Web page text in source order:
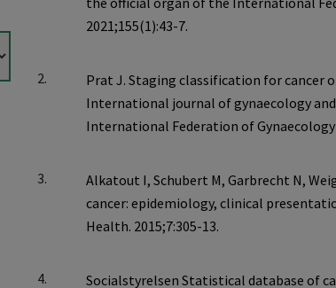
2.
3.
4.